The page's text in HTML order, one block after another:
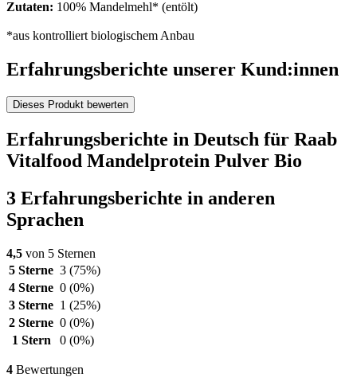
Zutaten: 100% Mandelmehl* (entölt)
*aus kontrolliert biologischem Anbau
Erfahrungsberichte unserer Kund:innen
Dieses Produkt bewerten
Erfahrungsberichte in Deutsch für Raab
Vitalfood Mandelprotein Pulver Bio
3 Erfahrungsberichte in anderen
Sprachen
4,5 von 5 Sternen
5 Sterne 3 (75%)
4 Sterne 0 (0%)
3 Sterne 1 (25%)
2 Sterne 0 (0%)
1 Stern
0 (0%)
4 Bewertungen